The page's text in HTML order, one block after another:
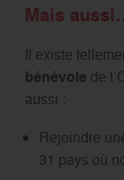
Mais
Il existe
bénévole de
aussi :
Rejoindre
31 pays où